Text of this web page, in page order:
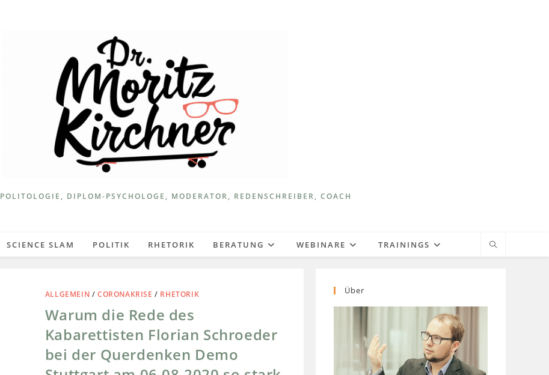
DIPLOM-PSYCHOLOGE, MODERATOR, REDENSCHREIBER, COACH
SCIENCE SLAM POLITIK RHETORIK BERATUNG WEBINARE TRAININGS
ALLGEMEIN /CORONAKRISE / RHETORIK
Warum die Rede des
Kabarettisten Florian Schroeder
bei der Querdenken Demo
Über